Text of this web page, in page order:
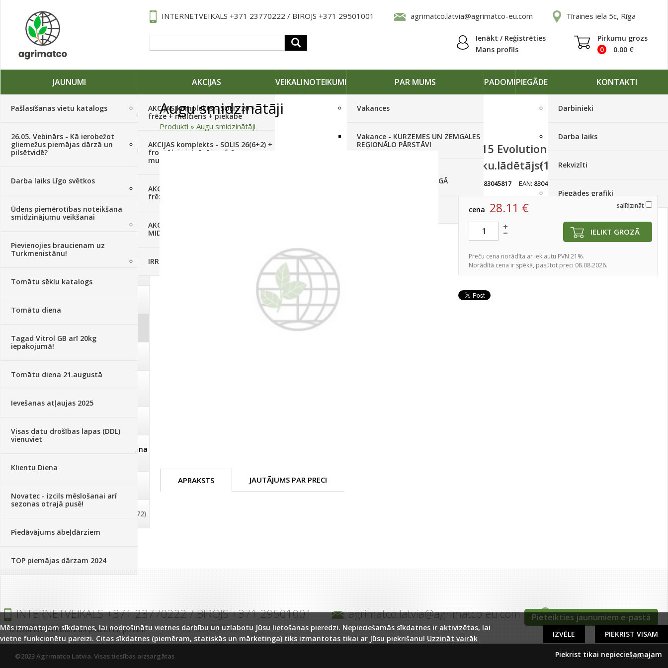
INTERNETVEIKALS +371 23770222 / BIROJS +371 29501001 agrimatco.latvia@agrimatco-eu.com Tīraines iela 5c, Rīga
Ienākt / Reģistrēties
Mans profils
Pirkumu grozs
0
0.00 €
JAUNUMI
Pašlasīšanas vietu katalogs
26.05. Vebinārs - Kā ierobežot
gliemežus piemājas dārzā un
pilsētvidē?
Darba laiks Līgo svētkos
Ūdens piemērotības noteikšana
smidzinājumu veikšanai
Pievienojies braucienam uz
Turkmenistānu!
Tomātu sēklu katalogs
Tomātu diena
Tagad Vitrol GB arī 20kg
iepakojumā!
Tomātu diena 21.augustā
Ievešanas atļaujas 2025
Visas datu drošības lapas (DDL)
vienuviet
Klientu Diena
Novatec - izcils mēslošanai arī
sezonas otrajā pusē!
Piedāvājums ābeļdārziem
TOP piemājas dārzam 2024
AKCIJAS
AKCIJAS komplekts - SOLIS 20 +
frēze + mulčieris + piekabe
AKCIJAS komplekts - SOLIS 26(6+2) +
frontālais iekrāvējs + frēze +
mulčieris + piekabe
AKCIJAS komplekts - SOLIS 26 HST +
frēze + mulčieris
AKCIJAS komplekts - SOLIS 26 HST +
MID MOWER + piekabe
IRRITEC Pilienlaistīšanas komplekti
VEIKALINOTEIKUMI PAR MUMS
Vakances
Vakance - KURZEMES UN ZEMGALES
REĢIONĀLO PĀRSTĀVI
STRĀDNIEKU VEIKALĀ RĪGĀ
PADOMIPIEGĀDE KONTAKTI
Darbinieki
Darba laiks
Rekvizīti
Piegādes grafiki
Traktori, tehnika, rezerves daļas,
Sēklas, sīpoli, ķiploki, sīpolpuķes,
kartupeļi
Augu aizsardzība(366)
Mēslojumi(495)
Augsne, kūdra, mulča
Dezinfekcija, tīrīšana, mazgāšana
(72)
Augu smidzinātāji
Produkti » Augu smidzinātāji
LTC 15 Evolution
Lit.aku.lādētājs(1249)
83045817 EAN: 83045817
salīdzināt
cena 28.11 €
IELIKT GROZĀ
Preču cena norādīta ar iekļautu PVN 21%.
Norādītā cena ir spēkā, pasūtot preci 08.08.2026.
APRAKSTS JAUTĀJUMS PAR PRECI
Pieteikties jaunumiem e-pastā
INTERNETVEIKALS +371 23770222 / BIROJS +371 29501001 agrimatco.latvia@agrimatco-eu.com Tīraines iela 5c, Rīga
lietošanas noteikumi un privātuma politika
DIRcms
©2023 Agrimatco Latvia. Visas tiesības aizsargātas
Mēs izmantojam sīkdatnes, lai nodrošinātu vietnes darbību un uzlabotu Jūsu lietošanas pieredzi. Nepieciešamās sīkdatnes ir aktivizētas, lai
vietne funkcionētu pareizi. Citas sīkdatnes (piemēram, statiskās un mārketinga) tiks izmantotas tikai ar Jūsu piekrišanu! Uzzināt vairāk PIEKRIST VISAM
IZVĒLE
Piekrist tikai nepieciešamajam